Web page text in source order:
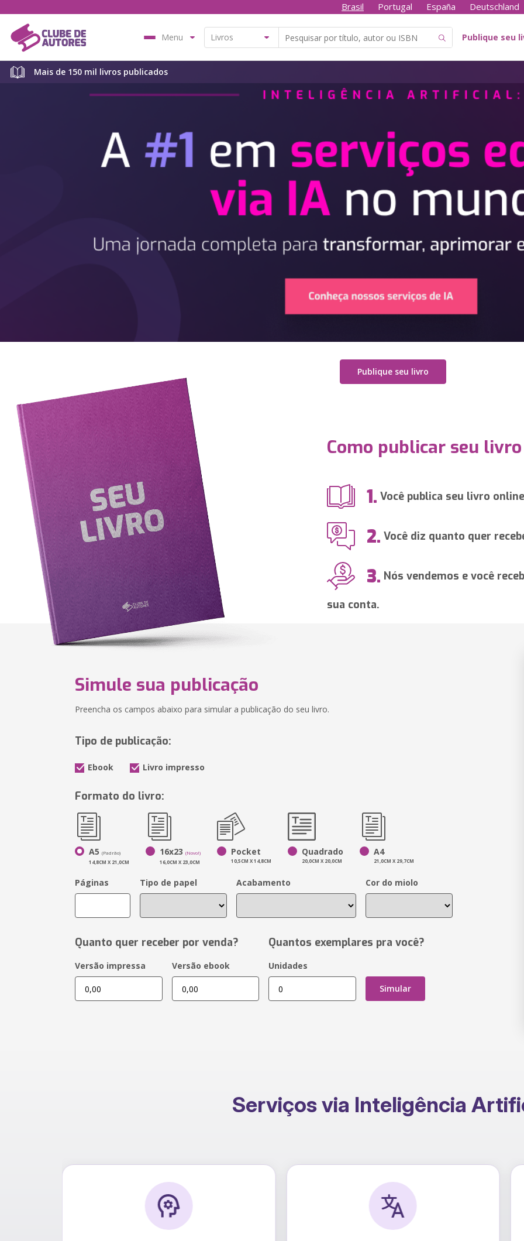
Brasil Portugal España Deutschland
Menu Publique seu
Mais de 150 mil livros publicados
Publique seu livro
Como publicar seu
1. Você publica seu livro
2. Você diz quanto quer
3. Nós vendemos e você
sua conta.
Simule sua publicação
Preencha os campos abaixo para simular a publicação do seu livro.
Tipo de publicação:
Ebook Livro impresso
Formato do livro:
A5(Padrão)
14,8CM X 21,0CM
16x23(Novo!)
16,0CM X 23,0CM
Pocket
10,5CM X 14,8CM
Quadrado
20,0CM X 20,0CM
A4
21,0CM X 29,7CM
Páginas Tipo de papel Acabamento Cor do miolo
Quanto quer receber por venda?
Versão impressa Versão ebook
Quantos exemplares pra você?
Unidades
Simular
Serviços via Inteligência